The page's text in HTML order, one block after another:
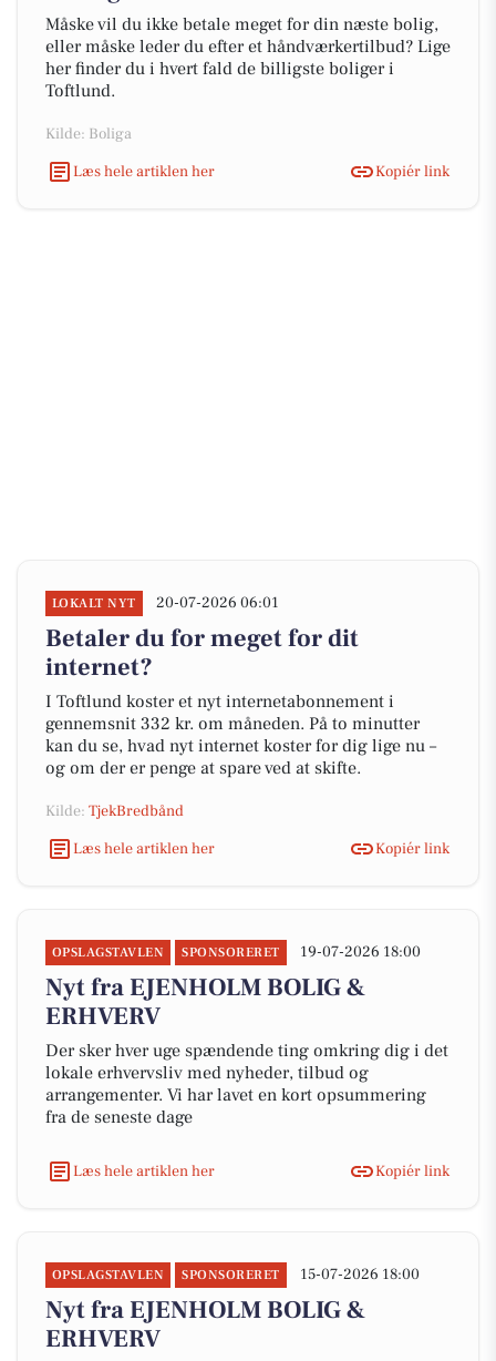
Måske vil du ikke betale meget for din næste bolig,
eller måske leder du efter et håndværkertilbud? Lige
her finder du i hvert fald de billigste boliger i
Toftlund.
Kilde: Boliga
Læs hele artiklen her
Kopiér link
LOKALT NYT 20-07-2026 06:01
Betaler du for meget for dit
internet?
I Toftlund koster et nyt internetabonnement i
gennemsnit 332 kr. om måneden. På to minutter
kan du se, hvad nyt internet koster for dig lige nu –
og om der er penge at spare ved at skifte.
Kilde: TjekBredbånd
Læs hele artiklen her
Kopiér link
OPSLAGSTAVLEN SPONSORERET 19-07-2026 18:00
Nyt fra EJENHOLM BOLIG &
ERHVERV
Der sker hver uge spændende ting omkring dig i det
lokale erhvervsliv med nyheder, tilbud og
arrangementer. Vi har lavet en kort opsummering
fra de seneste dage
Læs hele artiklen her Kopiér link
OPSLAGSTAVLEN SPONSORERET 15-07-2026 18:00
Nyt fra EJENHOLM BOLIG &
ERHVERV